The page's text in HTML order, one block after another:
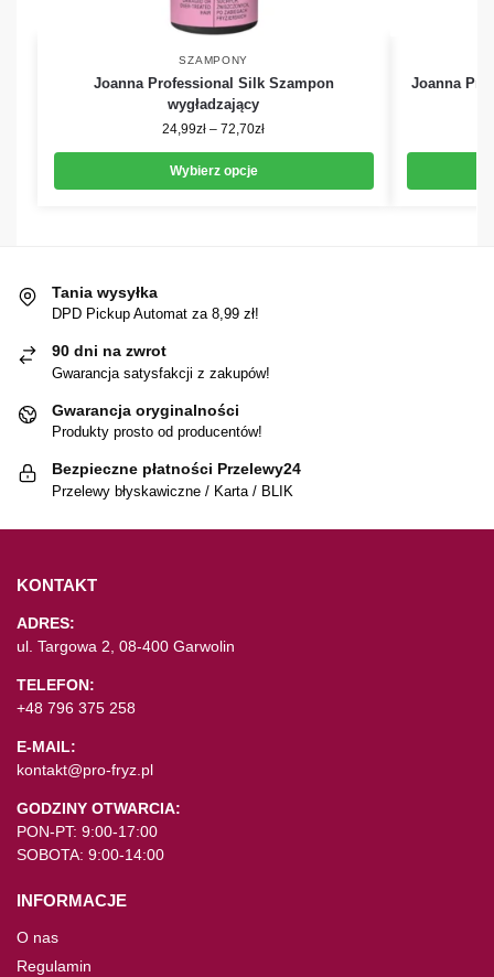
SZAMPONY
Joanna Professional Silk Szampon
wygładzający
24,99zł – 72,70zł
Wybierz opcje
Joanna
Tania wysyłka
DPD Pickup Automat za 8,99 zł!
90 dni na zwrot
Gwarancja satysfakcji z zakupów!
Gwarancja oryginalności
Produkty prosto od producentów!
Bezpieczne płatności Przelewy24
Przelewy błyskawiczne / Karta / BLIK
KONTAKT
ADRES:
ul. Targowa 2, 08-400 Garwolin
TELEFON:
+48 796 375 258
E-MAIL:
kontakt@pro-fryz.pl
GODZINY OTWARCIA:
PON-PT: 9:00-17:00
SOBOTA: 9:00-14:00
INFORMACJE
O nas
Regulamin